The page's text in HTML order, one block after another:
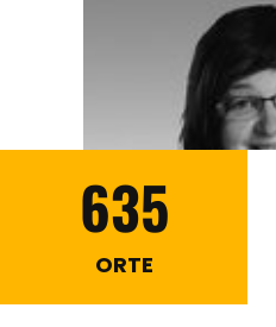
635
ORTE